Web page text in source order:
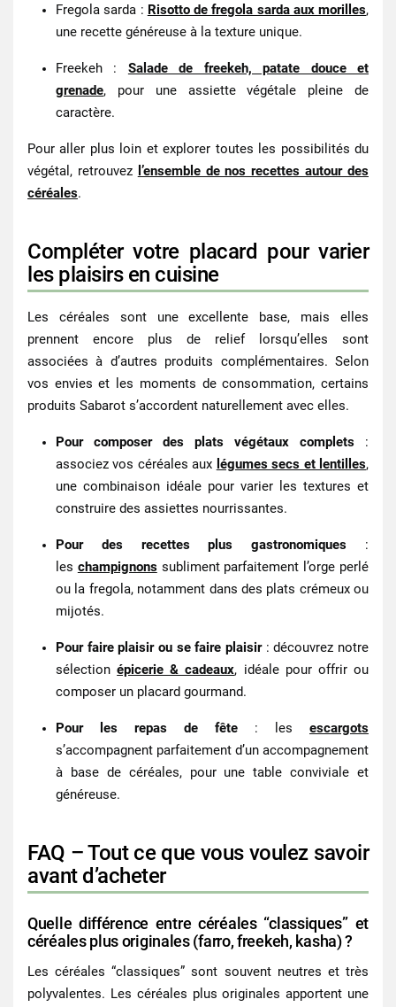
Fregola sarda : Risotto de fregola sarda aux morilles,
une recette généreuse à la texture unique.
Freekeh : Salade de freekeh, patate douce et
grenade, pour une assiette végétale pleine de
caractère.
Pour aller plus loin et explorer toutes les possibilités du
végétal, retrouvez l’ensemble de nos recettes autour des
céréales.
Compléter votre placard pour varier
les plaisirs en cuisine
Les céréales sont une excellente base, mais elles
prennent encore plus de relief lorsqu’elles sont
associées à d’autres produits complémentaires. Selon
vos envies et les moments de consommation, certains
produits Sabarot s’accordent naturellement avec elles.
Pour composer des plats végétaux complets :
associez vos céréales aux légumes secs et lentilles,
une combinaison idéale pour varier les textures et
construire des assiettes nourrissantes.
Pour des recettes plus gastronomiques :
les champignonssubliment parfaitement l’orge perlé
ou la fregola, notamment dans des plats crémeux ou
mijotés.
Pour faire plaisir ou se faire plaisir: découvrez notre
sélectionépicerie & cadeaux, idéale pour offrir ou
composer un placard gourmand.
Pour les repas de fête : les
escargots
s’accompagnent parfaitement d’un accompagnement
à base de céréales, pour une table conviviale et
généreuse.
FAQ – Tout ce que vous voulez savoir
avant d’acheter
Quelle différence entre céréales “classiques” et
céréales plus originales (farro, freekeh, kasha) ?
Les céréales “classiques” sont souvent neutres et très
polyvalentes. Les céréales plus originales apportent une